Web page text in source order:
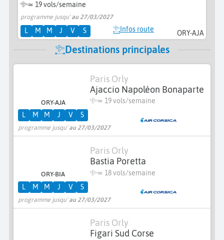
ORY-AJA
≃ 19 vols/semaine
programme jusqu'au 27/03/2027
L M M J V S Infos route
Destinations principales
ORY-AJA
Paris Orly
Ajaccio Napoléon Bonaparte
≃ 19 vols/semaine
programme jusqu'au 27/03/2027
L M M J V S
ORY-BIA
Paris Orly
Bastia Poretta
≃ 18 vols/semaine
programme jusqu'au 27/03/2027
L M M J V S
Paris Orly
Figari Sud Corse